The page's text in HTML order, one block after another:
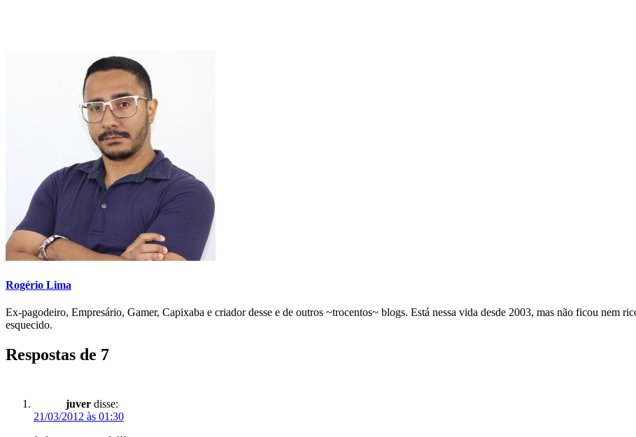
Rogério Lima
Ex-pagodeiro, Empresário, Gamer, Capixaba e criador desse e de outros ~trocentos~ blogs. Está nessa vida desde 2003, mas não ficou nem
esquecido.
Respostas de 7
juver disse:
21/03/2012 às 01:30